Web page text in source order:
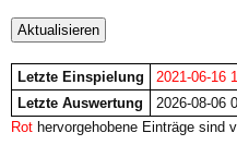
Letzte Einspielung
2021-06-16
Letzte Auswertung
2026-08-06
Rot hervorgehobene Einträge sind